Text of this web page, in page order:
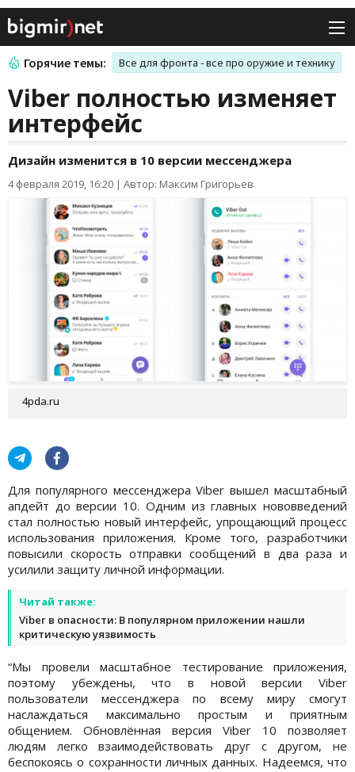
Горячие темы: Все для фронта - все про оружие и технику
Viber полностью изменяет
интерфейс
Дизайн изменится в 10 версии мессенджера
4 февраля 2019, 16:20 | Автор: Максим Григорьев
4pda.ru
Для популярного мессенджера Viber вышел масштабный
апдейт до версии 10. Одним из главных нововведений
стал полностью новый интерфейс, упрощающий процесс
использования приложения. Кроме того, разработчики
повысили скорость отправки сообщений в два раза и
усилили защиту личной информации.
Читай также:
Viber в опасности: В популярном приложении нашли
критическую уязвимость
“Мы провели масштабное тестирование приложения,
поэтому убеждены, что в новой версии Viber
пользователи мессенджера по всему миру смогут
наслаждаться максимально простым и приятным
общением. Обновлённая версия Viber 10 позволяет
людям легко взаимодействовать друг с другом, не
беспокоясь о сохранности личных данных. Надеемся, что